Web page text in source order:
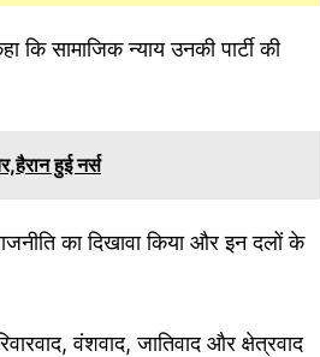
कि सामाजिक न्याय उनकी पार्टी की
हुई नर्स
का दिखावा किया और इन दलों के
वंशवाद, जातिवाद और क्षेत्रवाद